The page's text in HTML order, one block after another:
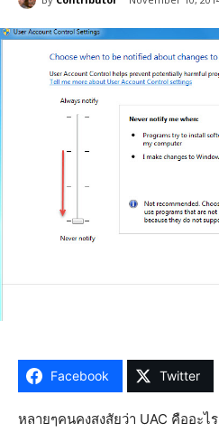
Facebook Twitter
หลายๆคนคงสงสัยว่า UAC คืออะไ